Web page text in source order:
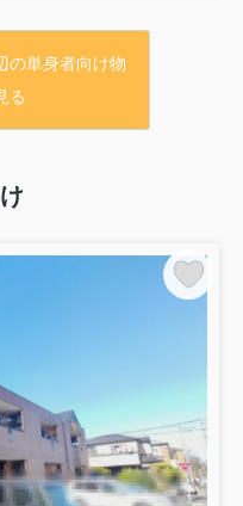
隣に充実★
さい！！
市岩槻区 城南５
４ＳＬＤＫ
槻区の一戸建て
の単身者向け物
る